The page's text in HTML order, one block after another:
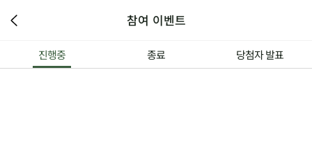
참여 이벤트
진행중 종료 당첨자 발표